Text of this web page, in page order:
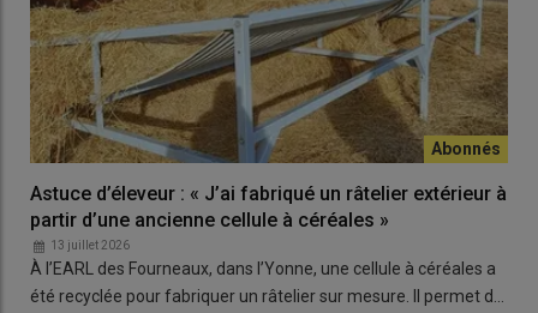
l’éleveur nefauche« que le surplus d’herbe ». « Nous faisons
plutôt du foin que de l’enrubannage, pour des économies de
chantier. Lorsque nous arrivons à déprimer deux fois au
printemps, nous pouvons faire du très bonfoin
au 20 juin avec le
dactyle,affirme Gilles Val.
Exploitée avant la floraison, la qualité
est au rendez-vous. En revanche, s’il monte trop en épi, les tiges
durcissent, le foin est ligneux, grossier. »
Astuce d’éleveur : « J’ai fabriqué un râtelier extérieur à
partir d’une ancienne cellule à céréales »
13 juillet 2026
À l’EARL des Fourneaux, dans l’Yonne, une cellule à céréales a
été recyclée pour fabriquer un râtelier sur mesure. Il permet d…